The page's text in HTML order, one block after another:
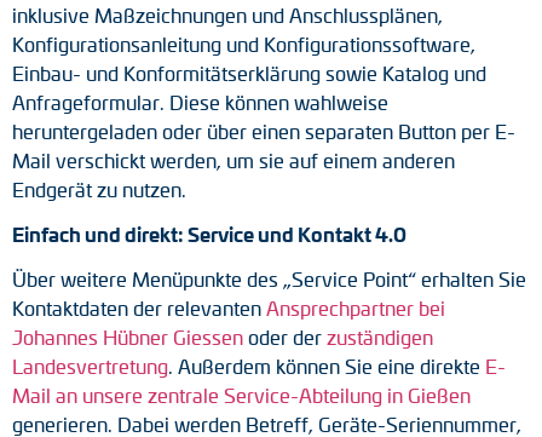
inklusive Maßzeichnungen und Anschlussplänen,
Konfigurationsanleitung und Konfigurationssoftware,
Einbau- und Konformitätserklärung sowie Katalog und
Anfrageformular. Diese können wahlweise
heruntergeladen oder über einen separaten Button per E-
Mail verschickt werden, um sie auf einem anderen
Endgerät zu nutzen.
Einfach und direkt: Service und Kontakt 4.0
Über weitere Menüpunkte des „Service Point“ erhalten Sie
Kontaktdaten der relevanten Ansprechpartner bei
Johannes Hübner Giessen oder der zuständigen
Landesvertretung . Außerdem können Sie eine direkte E-
Mail an unsere zentrale Service-Abteilung in Gießen
generieren. Dabei werden Betreff, Geräte-Seriennummer,